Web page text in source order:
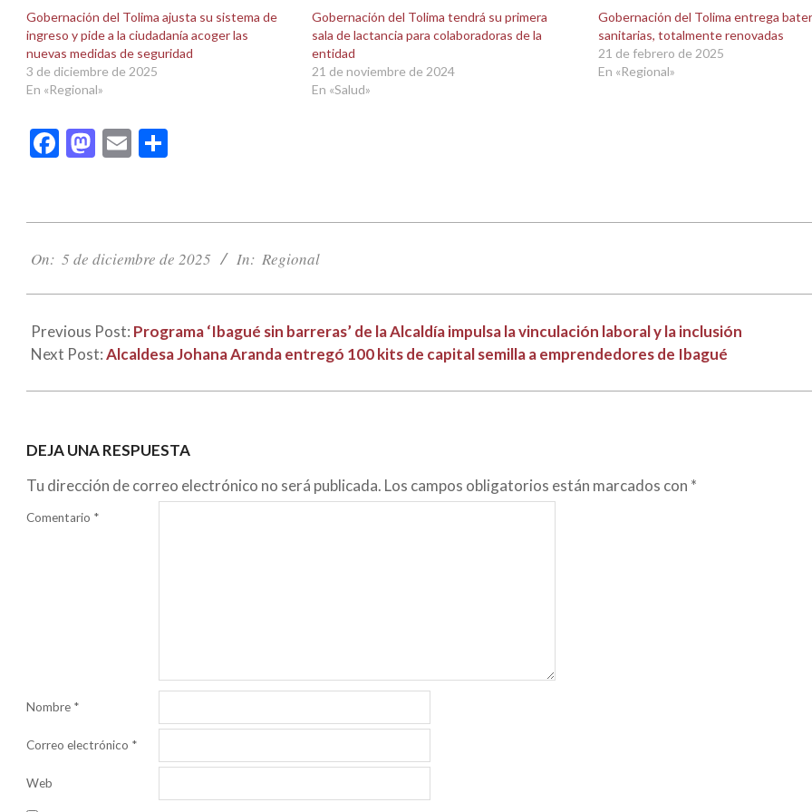
una
ventana
nueva)
una
ventana
nueva)
Gobernación del Tolima ajusta su sistema de
ingreso y pide a la ciudadanía acoger las
nuevas medidas de seguridad
3 de diciembre de 2025
En «Regional»
Gobernación del Tolima tendrá su primera
sala de lactancia para colaboradoras de la
entidad
21 de noviembre de 2024
En «Salud»
Gobernación del Tolima entrega
sanitarias, totalmente renovadas
21 de febrero de 2025
En «Regional»
Facebook
Mastodon
Email
12-
On: 5 de diciembre de 2025 In: Regional
Previous Post: Programa ‘Ibagué sin barreras’ de la Alcaldía impulsa la vinculación laboral y la inclusión
Next Post:Alcaldesa Johana Aranda entregó 100 kits de capital semilla a emprendedores de Ibagué
DEJA UNA RESPUESTA
Tu dirección de correo electrónico no será publicada. Los campos obligatorios están marcados con *
Comentario *
Nombre *
Correo electrónico *
Web